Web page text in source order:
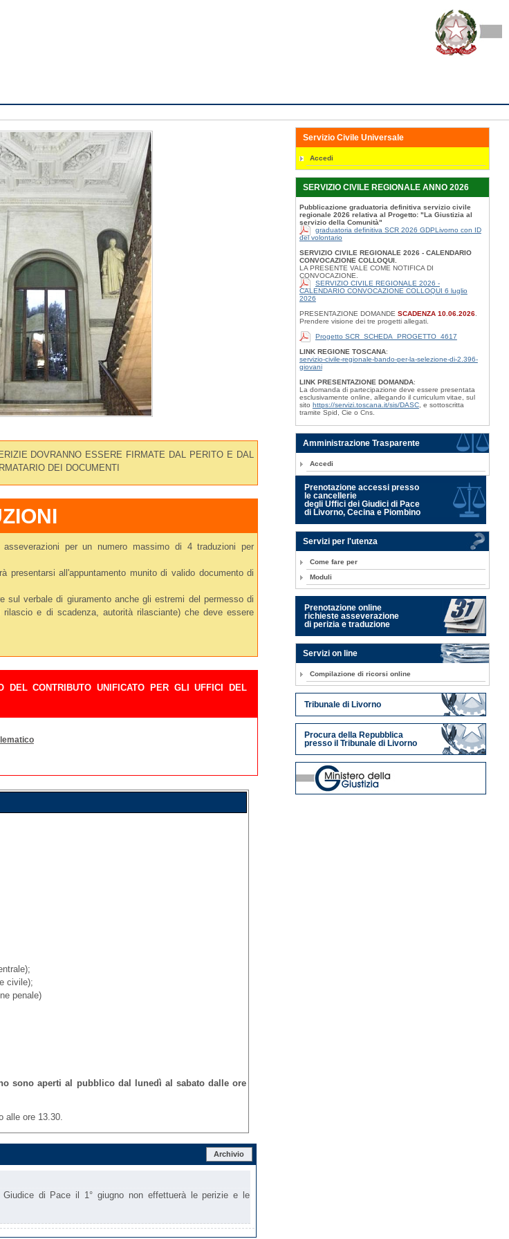
DOVRANNO ESSERE FIRMATE DAL PERITO E DAL
DEI DOCUMENTI
per un numero massimo di 4 traduzioni per
presentarsi all'appuntamento munito di valido documento di
sul verbale di giuramento anche gli estremi del permesso di
e di scadenza, autorità rilasciante) che deve essere
DEL CONTRIBUTO UNIFICATO PER GLI UFFICI DEL
civile);
penale)
sono aperti al pubblico dal lunedì al sabato dalle ore
alle ore 13.30.
Archivio
di Pace il 1° giugno non effettuerà le perizie e le
Servizio Civile Universale
Accedi
SERVIZIO CIVILE REGIONALE ANNO 2026
Pubblicazione graduatoria definitiva servizio civile
regionale 2026 relativa al Progetto: "La Giustizia al
servizio della Comunità"
graduatoria definitiva SCR 2026 GDPLivorno con ID
del volontario
SERVIZIO CIVILE REGIONALE 2026 - CALENDARIO
CONVOCAZIONE COLLOQUI.
LA PRESENTE VALE COME NOTIFICA DI
CONVOCAZIONE.
SERVIZIO CIVILE REGIONALE 2026 -
CALENDARIO CONVOCAZIONE COLLOQUI 6 luglio
2026
PRESENTAZIONE DOMANDE SCADENZA 10.06.2026.
Prendere visione dei tre progetti allegati.
Progetto SCR_SCHEDA_PROGETTO_4617
LINK REGIONE TOSCANA:
servizio-civile-regionale-bando-per-la-selezione-di-2.396-
giovani
LINK PRESENTAZIONE DOMANDA:
La domanda di partecipazione deve essere presentata
esclusivamente online, allegando il curriculum vitae, sul
sito https://servizi.toscana.it/sis/DASC, e sottoscritta
tramite Spid, Cie o Cns.
Amministrazione Trasparente
Accedi
Prenotazione accessi presso
le cancellerie
degli Uffici dei Giudici di Pace
di Livorno, Cecina e Piombino
Servizi per l'utenza
Come fare per
Moduli
Prenotazione online
richieste asseverazione
di perizia e traduzione
Servizi on line
Compilazione di ricorsi online
Tribunale di Livorno
Procura della Repubblica
presso il Tribunale di Livorno